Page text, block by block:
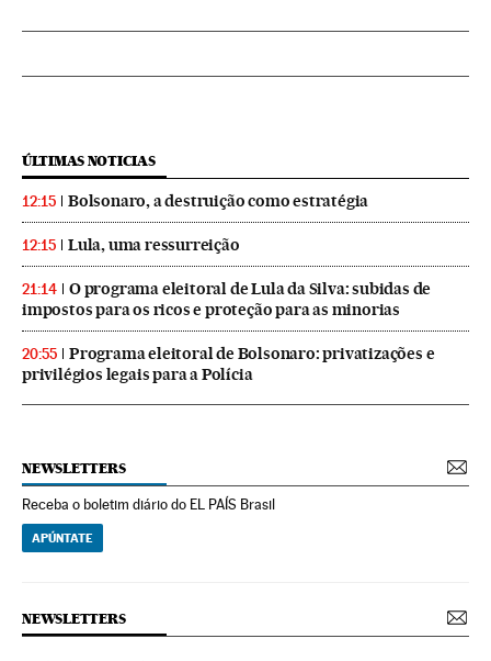
ÚLTIMAS NOTICIAS
12:15 Bolsonaro, a destruição como estratégia
12:15 Lula, uma ressurreição
21:14
O programa eleitoral de Lula da Silva: subidas de
impostos para os ricos e proteção para as minorias
20:55
Programa eleitoral de Bolsonaro: privatizações e
privilégios legais para a Polícia
NEWSLETTERS
Receba o boletim diário do EL PAÍS Brasil
APÚNTATE
NEWSLETTERS